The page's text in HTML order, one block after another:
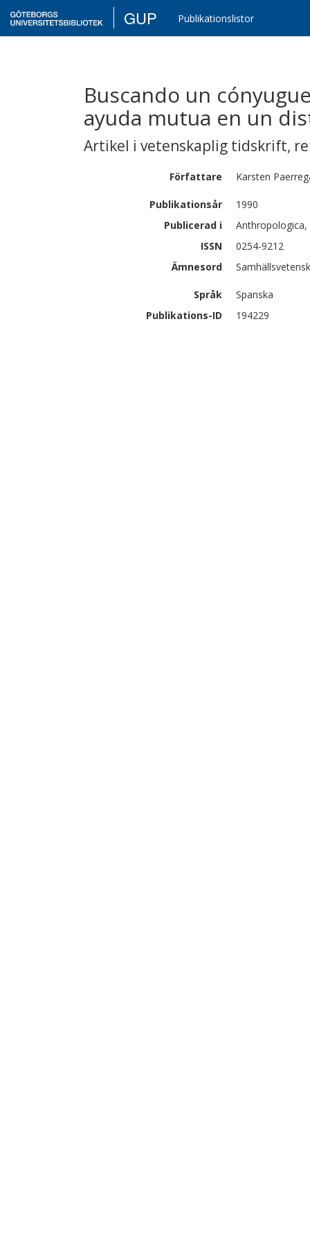
GUP Publikationslistor
Buscando un
ayuda mutua en un
Artikel i vetenskaplig tidskrift,
Författare Karsten
Publikationsår
1990
Publicerad i
Anthropologica,
ISSN
0254-9212
Ämnesord
Språk
Spanska
Publikations-ID
194229